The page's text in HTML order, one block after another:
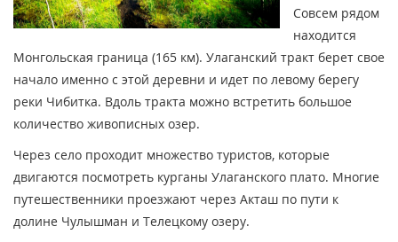
Совсем рядом
находится
Монгольская граница (165 км). Улаганский тракт берет свое
начало именно с этой деревни и идет по левому берегу
реки Чибитка. Вдоль тракта можно встретить большое
количество живописных озер.
Через село проходит множество туристов, которые
двигаются посмотреть курганы Улаганского плато. Многие
путешественники проезжают через Акташ по пути к
долине Чулышман и Телецкому озеру.